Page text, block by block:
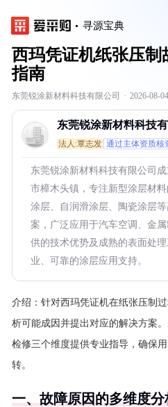
寻源宝典
西玛凭证机纸张压制
指南
东莞锐涂新材料科技有限公司 · 2026-08-
东莞锐涂新材料科技
法人:覃志发 通过主体资质核
东莞锐涂新材料科技有限公司
市樟木头镇，专注新型涂层材
涂层、自润滑涂层、陶瓷涂层
案，广泛应用于汽车空调、金
供的技术优势及成熟的表面处
业、可靠的涂层应用支持。
介绍： 针对西玛凭证机在纸张压制
析可能成因并提出对应的解决方案
检修三个维度提供专业指导，确保
转。
一、故障原因的多维度分